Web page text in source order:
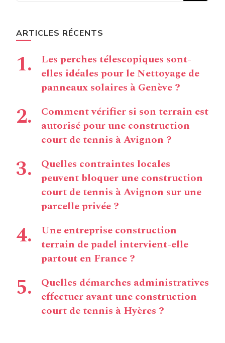
ARTICLES RÉCENTS
Les perches télescopiques sont-
elles idéales pour le Nettoyage de
panneaux solaires à Genève ?
Comment vérifier si son terrain est
autorisé pour une construction
court de tennis à Avignon ?
Quelles contraintes locales
peuvent bloquer une construction
court de tennis à Avignon sur une
parcelle privée ?
Une entreprise construction
terrain de padel intervient-elle
partout en France ?
Quelles démarches administratives
effectuer avant une construction
court de tennis à Hyères ?